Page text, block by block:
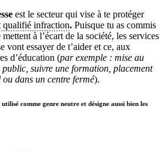
est le secteur qui vise à te protéger
qualifié infraction. Puisque tu as commis
à l’écart de la société, les services
vont essayer de t’aider et ce, aux
d’éducation (par exemple : mise au
suivre une formation, placement
dans un centre fermé).
comme genre neutre et désigne aussi bien les